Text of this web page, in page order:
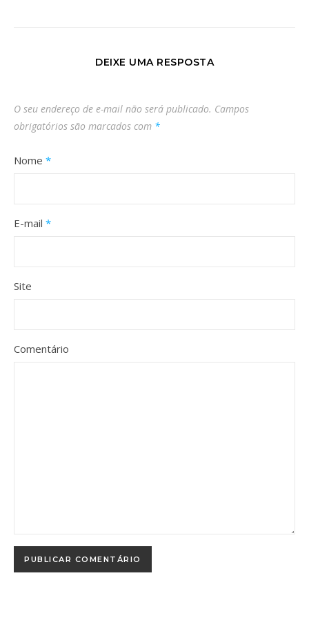
DEIXE UMA RESPOSTA
O seu endereço de e-mail não será publicado. Campos
obrigatórios são marcados com *
Nome *
E-mail *
Site
Comentário